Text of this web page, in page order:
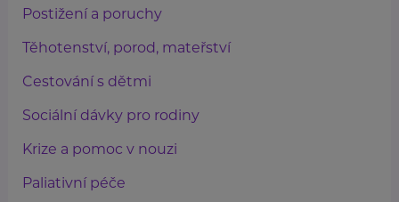
Postižení a poruchy
Těhotenství, porod, mateřství
Cestování s dětmi
Sociální dávky pro rodiny
Krize a pomoc v nouzi
Paliativní péče